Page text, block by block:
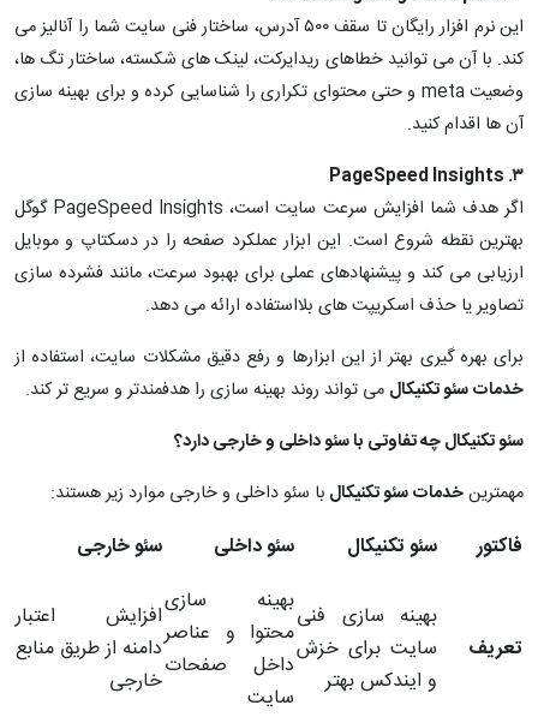
این نرم افزار رایگان تا سقف ۵۰۰ آدرس، ساختار فنی سایت شما را آنالیز می
کند. با آن می توانید خطاهای ریدایرکت، لینک های شکسته، ساختار تگ ها،
وضعیت meta و حتی محتوای تکراری را شناسایی کرده و برای بهینه سازی
آن ها اقدام کنید.
۳. PageSpeed Insights
اگر هدف شما افزایش سرعت سایت است، PageSpeed Insights گوگل
بهترین نقطه شروع است. این ابزار عملکرد صفحه را در دسکتاپ و موبایل
ارزیابی می کند و پیشنهادهای عملی برای بهبود سرعت، مانند فشرده سازی
تصاویر یا حذف اسکریپت های بلااستفاده ارائه می دهد.
برای بهره گیری بهتر از این ابزارها و رفع دقیق مشکلات سایت، استفاده از
خدمات سئو تکنیکال می تواند روند بهینه سازی را هدفمندتر و سریع تر کند.
سئو تکنیکال چه تفاوتی با سئو داخلی و خارجی دارد؟
مهمترینخدمات سئو تکنیکال با سئو داخلی و خارجی موارد زیر هستند:
فاکتور سئو تکنیکال سئو داخلی سئو خارجی
تعریف
بهینه سازی فنی
سایت برای خزش
و ایندکس بهتر
بهینه سازی
محتوا و عناصر
داخل صفحات
سایت
افزایش اعتبار
دامنه از طریق منابع
خارجی